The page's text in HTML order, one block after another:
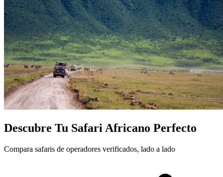
Descubre Tu Safari Africano Perfecto
Compara safaris de operadores verificados, lado a lado